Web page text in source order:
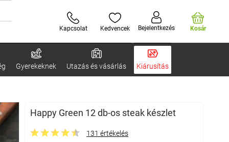
Kapcsolat Kedvencek Bejelentkezés Kosár
Gyerekeknek Utazás és vásárlás Kiárusítás
Happy Green 12 db-os steak készlet
131 értékelés